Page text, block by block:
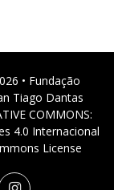
• Fundação
Tiago Dantas
COMMONS:
4.0 Internacional
License